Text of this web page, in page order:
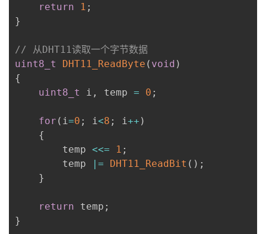
return
1 ;
}
// 从DHT11读取一个字节数据
uint8_t
DHT11_ReadByte ( void )
{
uint8_t
i , temp = 0 ;
for ( i=0 ; i<8 ; i++ )
{
        temp
<<= 1 ;
        temp
|= DHT11_ReadBit ( ) ;
}
return temp ;
}